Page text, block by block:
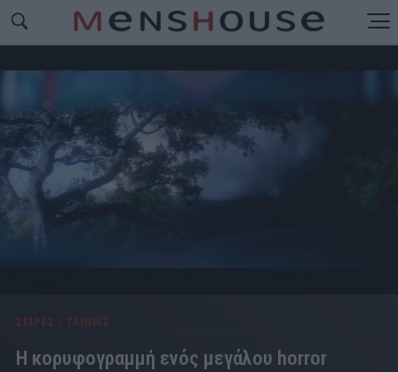
ΣΕΙΡΕΣ - ΤΑΙΝΙΕΣ
Η κορυφογραμμή ενός μεγάλου horror